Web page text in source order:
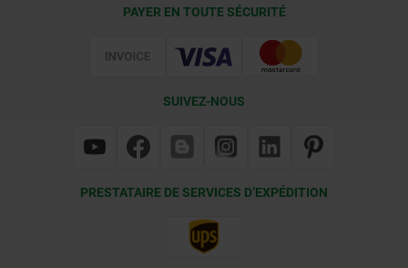
PAYER EN TOUTE SÉCURITÉ
SUIVEZ-NOUS
PRESTATAIRE DE SERVICES D’EXPÉDITION